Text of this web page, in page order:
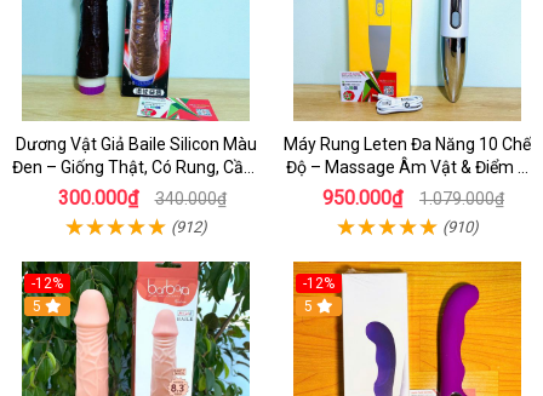
Dương Vật Giả Baile Silicon Màu
Đen – Giống Thật, Có Rung, Cầm
Tay Giá Rẻ
300.000₫ 340.000₫
(912)
Máy Rung Leten Đa Năng 10 Chế
Độ – Massage Âm Vật & Điểm G
Cực Phê Cho Nữ
950.000₫ 1.079.000₫
(910)
-12%
5
-12%
5